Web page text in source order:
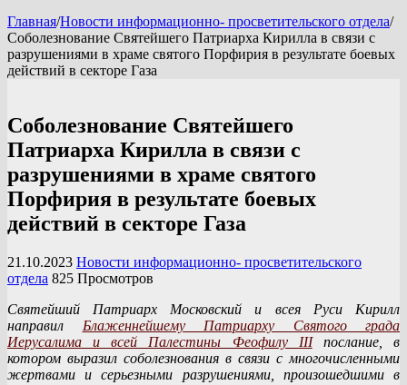
Главная/Новости информационно- просветительского отдела/
Соболезнование Святейшего Патриарха Кирилла в связи с
разрушениями в храме святого Порфирия в результате боевых
действий в секторе Газа
Соболезнование Святейшего
Патриарха Кирилла в связи с
разрушениями в храме святого
Порфирия в результате боевых
действий в секторе Газа
21.10.2023 Новости информационно- просветительского
отдела 825 Просмотров
Святейший Патриарх Московский и всея Руси Кирилл
направил Блаженнейшему Патриарху Святого града
Иерусалима и всей Палестины Феофилу IIIпослание, в
котором выразил соболезнования в связи с многочисленными
жертвами и серьезными разрушениями, произошедшими в